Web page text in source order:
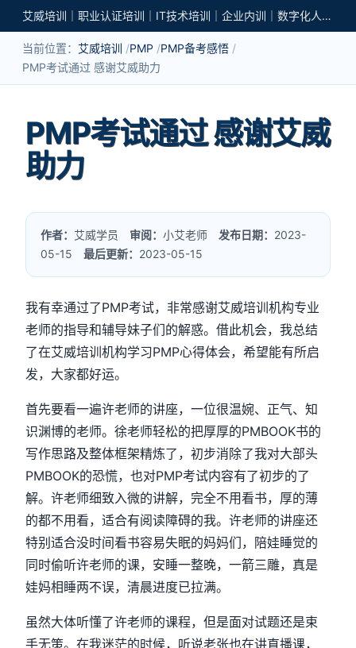
艾威培训｜职业认证培训｜IT技术培训｜企业内训｜数字化人才培养
当前位置： 艾威培训 PMP
PMP备考感悟
PMP考试通过 感谢艾威助力
PMP考试通过 感谢艾威
助力
作者： 艾威学员 审阅：小艾老师 发布日期： 2023-
05-15最后更新： 2023-05-15
我有幸通过了PMP考试，非常感谢艾威培训机构专业
老师的指导和辅导妹子们的解惑。借此机会，我总结
了在艾威培训机构学习PMP心得体会，希望能有所启
发，大家都好运。
首先要看一遍许老师的讲座，一位很温婉、正气、知
识渊博的老师。徐老师轻松的把厚厚的PMBOOK书的
写作思路及整体框架精炼了，初步消除了我对大部头
PMBOOK的恐慌，也对PMP考试内容有了初步的了
解。许老师细致入微的讲解，完全不用看书，厚的薄
的都不用看，适合有阅读障碍的我。许老师的讲座还
特别适合没时间看书容易失眠的妈妈们，陪娃睡觉的
同时偷听许老师的课，安睡一整晚，一箭三雕，真是
娃妈相睡两不误，清晨进度已拉满。
虽然大体听懂了许老师的课程，但是面对试题还是束
手无策。在我迷茫的时候，听说老张也在讲直播课，